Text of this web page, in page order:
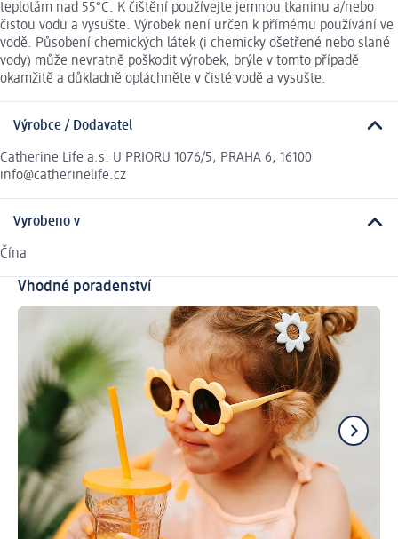
teplotám nad 55°C. K čištění používejte jemnou tkaninu a/nebo
čistou vodu a vysušte. Výrobek není určen k přímému používání ve
vodě. Působení chemických látek (i chemicky ošetřené nebo slané
vody) může nevratně poškodit výrobek, brýle v tomto případě
okamžitě a důkladně opláchněte v čisté vodě a vysušte.
Výrobce / Dodavatel
Catherine Life a.s. U PRIORU 1076/5, PRAHA 6, 16100
info@catherinelife.cz
Vyrobeno v
Čína
Vhodné poradenství